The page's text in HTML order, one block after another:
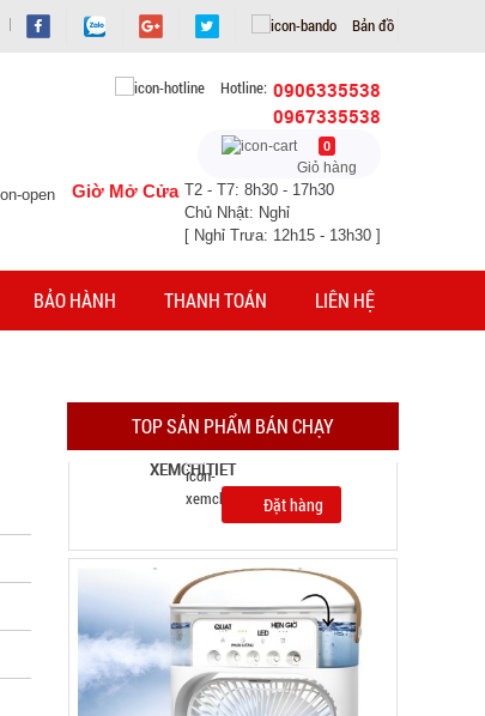
Bản đồ
Hotline: 0906335538
0967335538
0
Giỏ hàng
Giờ Mở Cửa T2 - T7: 8h30 - 17h30
Chủ Nhật: Nghỉ
[ Nghỉ Trưa: 12h15 - 13h30 ]
BẢO HÀNH THANH TOÁN LIÊN HỆ
TOP SẢN PHẨM BÁN CHẠY
Quạt phun sương hơi nước vuông Air Cooler
MÃ SP: 004338
GIÁ: 70.000 đ
TÌNH TRẠNG:
Bảo hành: 1T; Cân nặng:
Đặt hàng